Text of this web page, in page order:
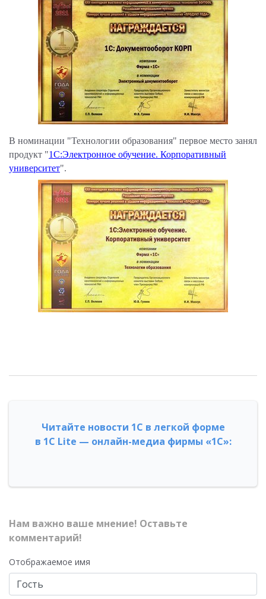
В номинации "Технологии образования" первое место занял
продукт "1С:Электронное обучение. Корпоративный
университет".
Читайте новости 1С в легкой форме
в 1С Lite — онлайн-медиа фирмы «1С»:
Нам важно ваше мнение! Оставьте
комментарий!
Отображаемое имя